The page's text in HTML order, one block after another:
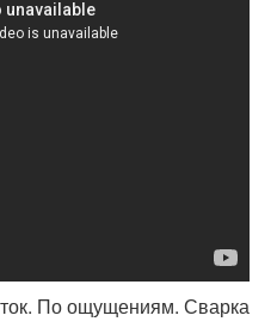
По ощущениям. Сварка